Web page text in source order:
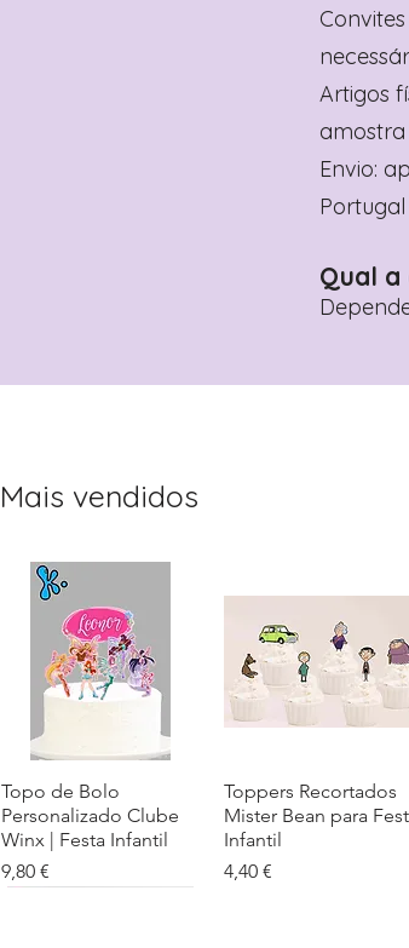
Artigos
amostra
Envio:
Qual a
Mais vendidos
Visualização rápida
Topo de Bolo
Personalizado Clube
Winx | Festa Infantil
Preço
9,80 €
Visualização rápida
Toppers Recortados
Mister Bean para
Infantil
Preço
4,40 €